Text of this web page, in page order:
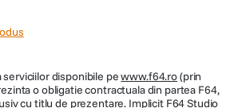
serviciilor disponibile pewww.f64.ro(prin
o obligatie contractuala din partea F64,
cu titlu de prezentare. Implicit F64 Studio